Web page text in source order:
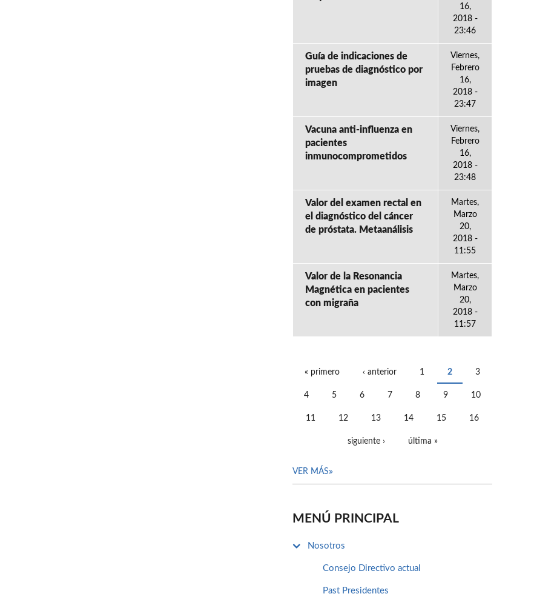
16,
2018 -
23:46
Guía de indicaciones de
pruebas de diagnóstico por
imagen
Viernes,
Febrero
16,
2018 -
23:47
Vacuna anti-influenza en
pacientes
inmunocomprometidos
Viernes,
Febrero
16,
2018 -
23:48
Valor del examen rectal en
el diagnóstico del cáncer
de próstata. Metaanálisis
Martes,
Marzo
20,
2018 -
11:55
Valor de la Resonancia
Magnética en pacientes
con migraña
Martes,
Marzo
20,
2018 -
11:57
« primero ‹ anterior 1 2 3
4 5 6 7 8 9 10
11 12 13 14 15 16
siguiente › última »
VER MÁS
MENÚ PRINCIPAL
Nosotros
Consejo Directivo actual
Past Presidentes